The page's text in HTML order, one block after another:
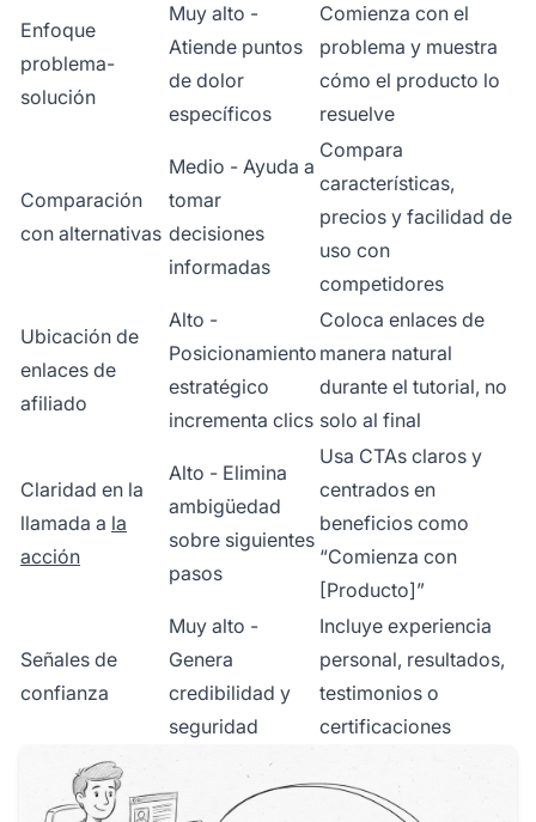
Enfoque
problema-
solución
Muy alto -
Atiende puntos
de dolor
específicos
Comienza con el
problema y muestra
cómo el producto lo
resuelve
Comparación
con alternativas
Medio - Ayuda a
tomar
decisiones
informadas
Compara
características,
precios y facilidad de
uso con
competidores
Ubicación de
enlaces de
afiliado
Alto -
Posicionamiento
estratégico
incrementa clics
Coloca enlaces de
manera natural
durante el tutorial, no
solo al final
Claridad en la
llamada a la
acción
Alto - Elimina
ambigüedad
sobre siguientes
pasos
Usa CTAs claros y
centrados en
beneficios como
“Comienza con
[Producto]”
Señales de
confianza
Muy alto -
Genera
credibilidad y
seguridad
Incluye experiencia
personal, resultados,
testimonios o
certificaciones